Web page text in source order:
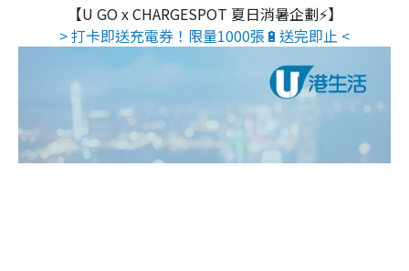
【U GO x CHARGESPOT 夏日消暑企劃⚡】
> 打卡即送充電券！限量1000張🔋送完即止 <